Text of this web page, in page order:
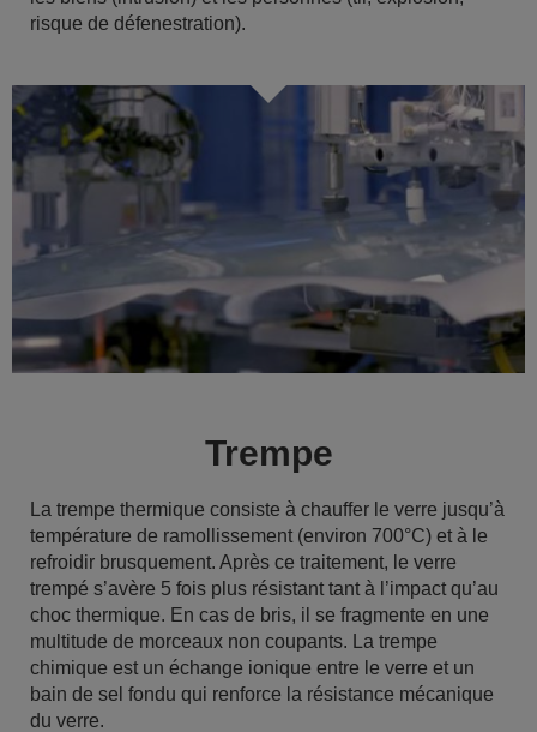
risque de défenestration).
Trempe
La trempe thermique consiste à chauffer le verre jusqu’à
température de ramollissement (environ 700°C) et à le
refroidir brusquement. Après ce traitement, le verre
trempé s’avère 5 fois plus résistant tant à l’impact qu’au
choc thermique. En cas de bris, il se fragmente en une
multitude de morceaux non coupants. La trempe
chimique est un échange ionique entre le verre et un
bain de sel fondu qui renforce la résistance mécanique
du verre.